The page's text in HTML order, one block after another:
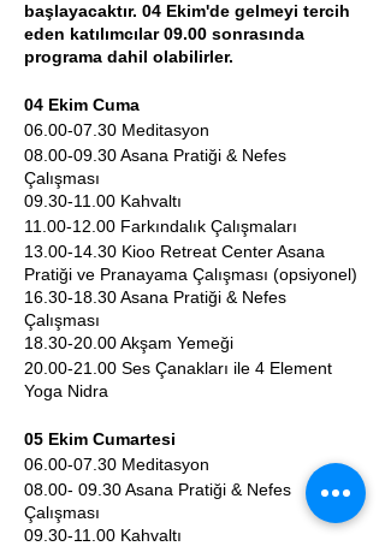
başlayacaktır. 04 Ekim'de gelmeyi tercih
eden katılımcılar 09.00 sonrasında
programa dahil olabilirler.
04 Ekim Cuma
06.00-07.30 Meditasyon
08.00-09.30 Asana Pratiği & Nefes
Çalışması
09.30-11.00 Kahvaltı
11.00-12.00 Farkındalık Çalışmaları
13.00-14.30 Kioo Retreat Center Asana
Pratiği ve Pranayama Çalışması (opsiyonel)
16.30-18.30 Asana Pratiği & Nefes
Çalışması
18.30-20.00 Akşam Yemeği
20.00-21.00 Ses Çanakları ile 4 Element
Yoga Nidra
05 Ekim Cumartesi
06.00-07.30 Meditasyon
08.00- 09.30 Asana Pratiği & Nefes
Çalışması
09.30-11.00 Kahvaltı